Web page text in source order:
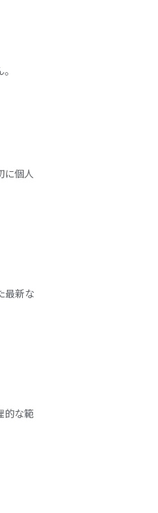
に個人
最新な
的な範